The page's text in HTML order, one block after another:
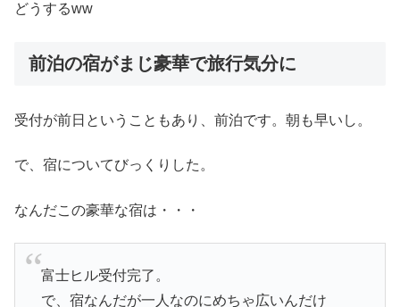
どうするww
前泊の宿がまじ豪華で旅行気分に
受付が前日ということもあり、前泊です。朝も早いし。
で、宿についてびっくりした。
なんだこの豪華な宿は・・・
富士ヒル受付完了。
で、宿なんだが一人なのにめちゃ広いんだけ